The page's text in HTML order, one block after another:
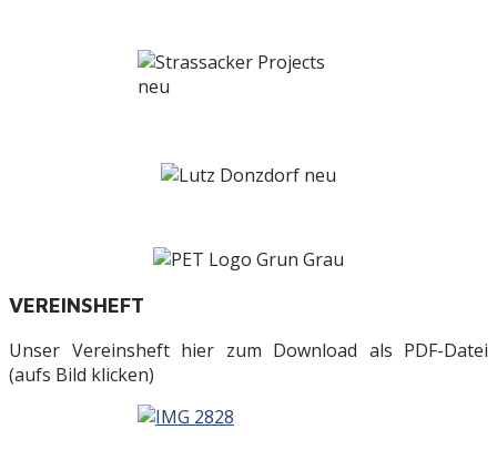
VEREINSHEFT
Unser Vereinsheft hier zum Download als PDF-Datei
(aufs Bild klicken)